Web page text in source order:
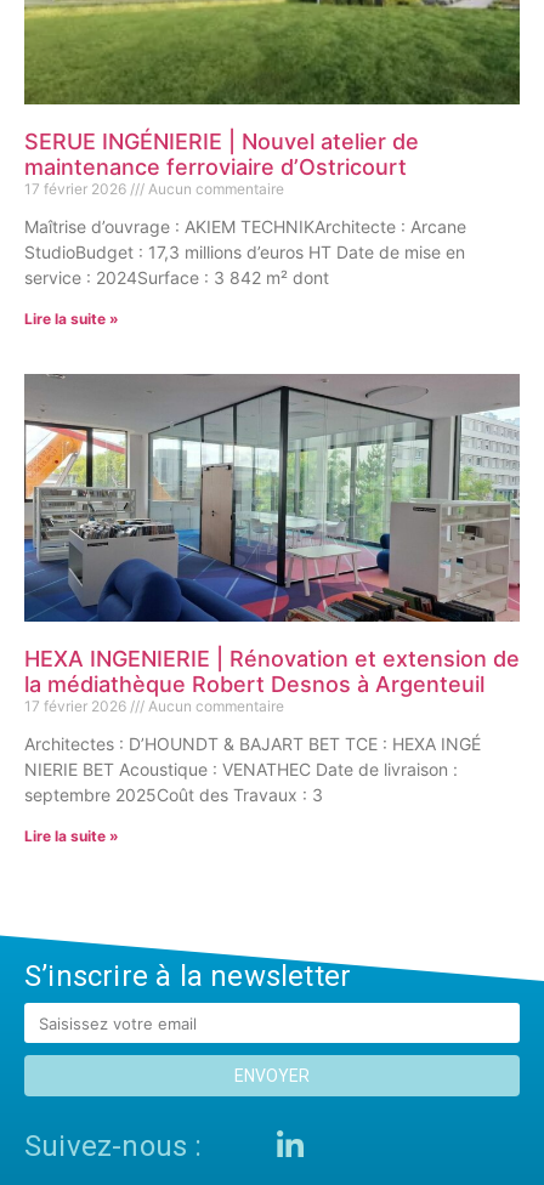
SERUE INGÉNIERIE | Nouvel atelier de
maintenance ferroviaire d’Ostricourt
17 février 2026 Aucun commentaire
Maîtrise d’ouvrage : AKIEM TECHNIKArchitecte : Arcane
StudioBudget : 17,3 millions d’euros HT Date de mise en
service : 2024Surface : 3 842 m² dont
Lire la suite »
HEXA INGENIERIE | Rénovation et extension de
la médiathèque Robert Desnos à Argenteuil
17 février 2026 Aucun commentaire
Architectes : D’HOUNDT & BAJART BET TCE : HEXA INGÉ
NIERIE BET Acoustique : VENATHEC Date de livraison :
septembre 2025Coût des Travaux : 3
Lire la suite »
S’inscrire à la newsletter
ENVOYER
Suivez-nous :